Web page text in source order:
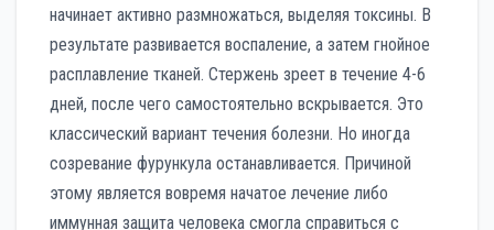
начинает активно размножаться, выделяя токсины. В
результате развивается воспаление, а затем гнойное
расплавление тканей. Стержень зреет в течение 4-6
дней, после чего самостоятельно вскрывается. Это
классический вариант течения болезни. Но иногда
созревание фурункула останавливается. Причиной
этому является вовремя начатое лечение либо
иммунная защита человека смогла справиться с